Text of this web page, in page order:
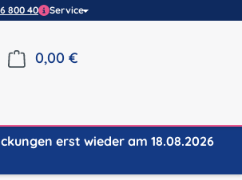
800 40 Service
Produkte auf dem Merkzettel
0,00 €
erst wieder am 18.08.2026